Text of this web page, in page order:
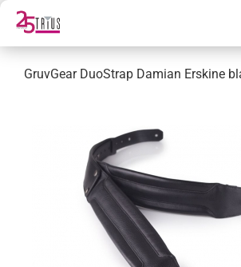
GruvGear DuoStrap Damian Erskine